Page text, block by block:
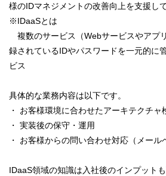
様のIDマネジメントの改善向上を支援し
※IDaaSとは
複数のサービス（Webサービスやアプ
録されているIDやパスワードを一元的に
ビス
具体的な業務内容は以下です。
・ お客様環境に合わせたアーキテクチャ
・ 実装後の保守・運用
・ お客様からの問い合わせ対応（メール
IDaaS領域の知識は入社後のインプット